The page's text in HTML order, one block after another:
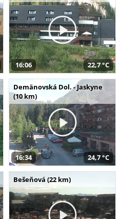
16:06 22,7 °C
Demänovská Dol. - Jaskyne
(10 km)
16:34 24,7 °C
Bešeňová (22 km)